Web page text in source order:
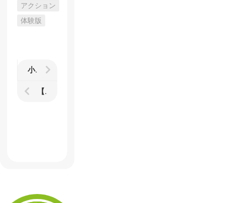
アクション
体験版
小さくなった新型のMad Catz製6ボタンパッドを試してみた
【CoD：BO2】1.04パッチ後のマルチプレイ雑感